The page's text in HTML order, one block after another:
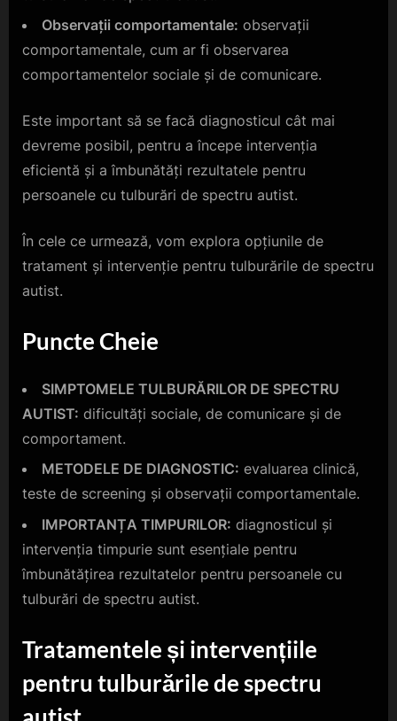
Observații comportamentale: observații
comportamentale, cum ar fi observarea
comportamentelor sociale și de comunicare.
Este important să se facă diagnosticul cât mai
devreme posibil, pentru a începe intervenția
eficientă și a îmbunătăți rezultatele pentru
persoanele cu tulburări de spectru autist.
În cele ce urmează, vom explora opțiunile de
tratament și intervenție pentru tulburările de spectru
autist.
Puncte Cheie
SIMPTOMELE TULBURĂRILOR DE SPECTRU
AUTIST: dificultăți sociale, de comunicare și de
comportament.
METODELE DE DIAGNOSTIC: evaluarea clinică,
teste de screening și observații comportamentale.
IMPORTANȚA TIMPURILOR: diagnosticul și
intervenția timpurie sunt esențiale pentru
îmbunătățirea rezultatelor pentru persoanele cu
tulburări de spectru autist.
Tratamentele și intervențiile
pentru tulburările de spectru